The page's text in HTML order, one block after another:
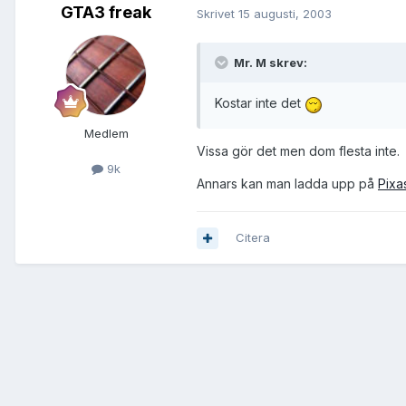
GTA3 freak
Medlem
9k
Skrivet 15 augusti, 2003
Mr. M skrev:
Kostar inte det
Vissa gör det men dom flesta inte.
Annars kan man ladda upp på
Citera